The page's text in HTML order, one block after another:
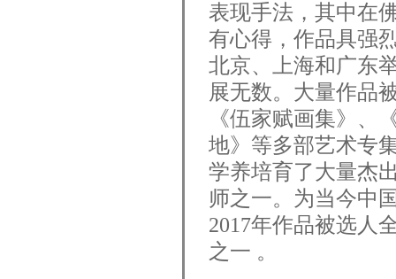
表现手法，其中在
有心得，作品具强
北京、上海和广东
展无数。大量作品
《伍家赋画集》、
地》等多部艺术专
学养培育了大量杰
师之一。为当今中
2017年作品被选人
之一 。